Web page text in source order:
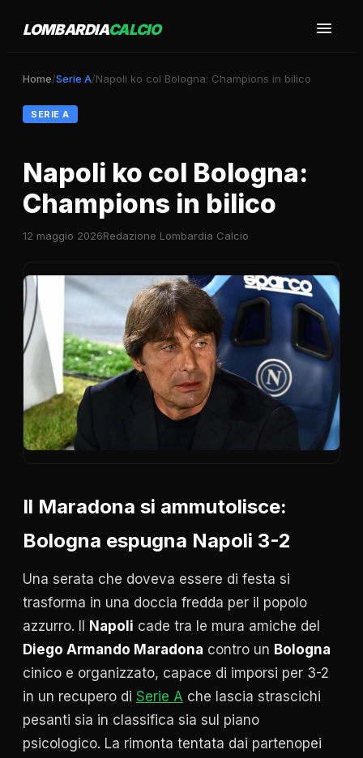
LOMBARDIACALCIO
Home/Serie A/Napoli ko col Bologna: Champions in bilico
SERIE A
Napoli ko col Bologna:
Champions in bilico
12 maggio 2026Redazione Lombardia Calcio
Il Maradona si ammutolisce:
Bologna espugna Napoli 3-2
Una serata che doveva essere di festa si
trasforma in una doccia fredda per il popolo
azzurro. Il
Napoli cade tra le mura amiche del
Diego Armando Maradona contro un Bologna
cinico e organizzato, capace di imporsi per 3-2
in un recupero di Serie A che lascia strascichi
pesanti sia in classifica sia sul piano
psicologico. La rimonta tentata dai partenopei